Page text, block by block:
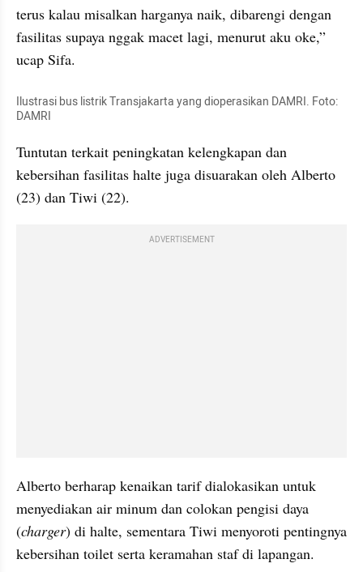
terus kalau misalkan harganya naik, dibarengi dengan
fasilitas supaya nggak macet lagi, menurut aku oke,”
ucap Sifa.
Ilustrasi bus listrik Transjakarta yang dioperasikan DAMRI. Foto:
DAMRI
Tuntutan terkait peningkatan kelengkapan dan
kebersihan fasilitas halte juga disuarakan oleh Alberto
(23) dan Tiwi (22).
ADVERTISEMENT
Alberto berharap kenaikan tarif dialokasikan untuk
menyediakan air minum dan colokan pengisi daya
(charger) di halte, sementara Tiwi menyoroti pentingnya
kebersihan toilet serta keramahan staf di lapangan.